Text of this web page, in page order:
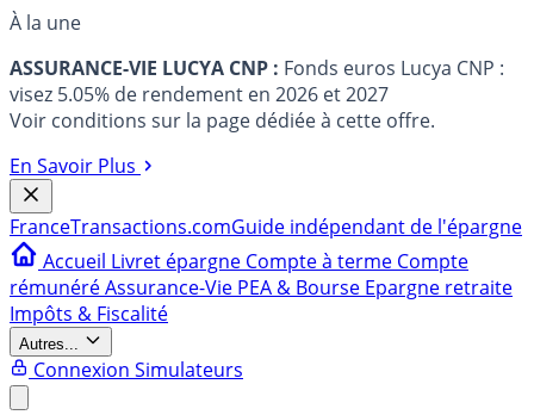
À la une
ASSURANCE-VIE LUCYA CNP : Fonds euros Lucya CNP :
visez 5.05% de rendement en 2026 et 2027
Voir conditions sur la page dédiée à cette offre.
En Savoir Plus
FranceTransactions.comGuide indépendant de l'épargne
Accueil Livret épargne Compte à terme Compte
rémunéréAssurance-Vie PEA & Bourse Epargne retraite
Impôts & Fiscalité
Autres...
Connexion Simulateurs